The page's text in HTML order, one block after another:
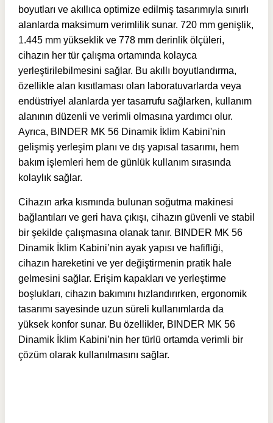
boyutları ve akıllıca optimize edilmiş tasarımıyla sınırlı
alanlarda maksimum verimlilik sunar. 720 mm genişlik,
1.445 mm yükseklik ve 778 mm derinlik ölçüleri,
cihazın her tür çalışma ortamında kolayca
yerleştirilebilmesini sağlar. Bu akıllı boyutlandırma,
özellikle alan kısıtlaması olan laboratuvarlarda veya
endüstriyel alanlarda yer tasarrufu sağlarken, kullanım
alanının düzenli ve verimli olmasına yardımcı olur.
Ayrıca, BINDER MK 56 Dinamik İklim Kabini'nin
gelişmiş yerleşim planı ve dış yapısal tasarımı, hem
bakım işlemleri hem de günlük kullanım sırasında
kolaylık sağlar.
Cihazın arka kısmında bulunan soğutma makinesi
bağlantıları ve geri hava çıkışı, cihazın güvenli ve stabil
bir şekilde çalışmasına olanak tanır. BINDER MK 56
Dinamik İklim Kabini’nin ayak yapısı ve hafifliği,
cihazın hareketini ve yer değiştirmenin pratik hale
gelmesini sağlar. Erişim kapakları ve yerleştirme
boşlukları, cihazın bakımını hızlandırırken, ergonomik
tasarımı sayesinde uzun süreli kullanımlarda da
yüksek konfor sunar. Bu özellikler, BINDER MK 56
Dinamik İklim Kabini’nin her türlü ortamda verimli bir
çözüm olarak kullanılmasını sağlar.